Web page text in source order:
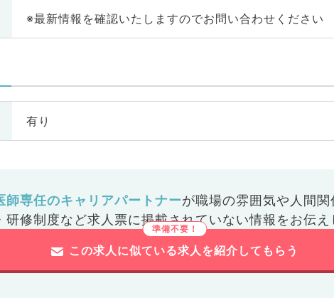
※最新情報を確認いたしますのでお問い合わせください
有り
師専任のキャリアパートナーが職場の雰囲気や人間関
研修制度など求人票に掲載されていない情報をお伝え
この求人に似ている求人を紹介してもらう